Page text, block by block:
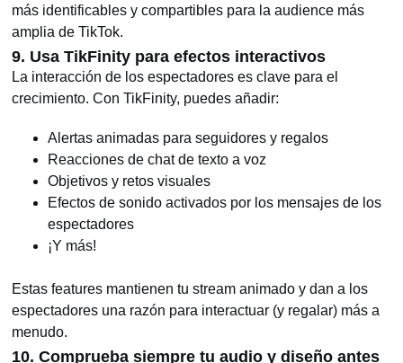
más identificables y compartibles para la audience más
amplia de TikTok.
9. Usa TikFinity para efectos interactivos
La interacción de los espectadores es clave para el
crecimiento. Con TikFinity, puedes añadir:
Alertas animadas para seguidores y regalos
Reacciones de chat de texto a voz
Objetivos y retos visuales
Efectos de sonido activados por los mensajes de los
espectadores
¡Y más!
Estas features mantienen tu stream animado y dan a los
espectadores una razón para interactuar (y regalar) más a
menudo.
10. Comprueba siempre tu audio y diseño antes